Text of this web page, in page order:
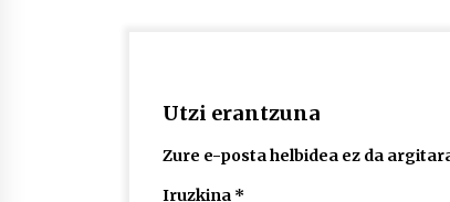
Utzi erantzuna
Zure e-posta helbidea ez da
Iruzkina *